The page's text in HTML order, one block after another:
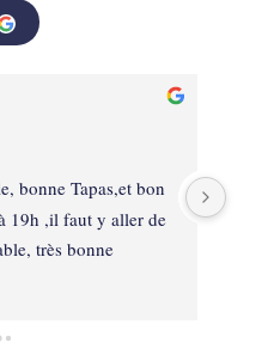
bonne Tapas,et bon
19h ,il faut y aller de
très bonne